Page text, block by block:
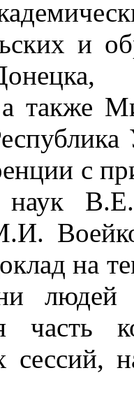
и
также
с
наук
на
людей
часть
сессий,